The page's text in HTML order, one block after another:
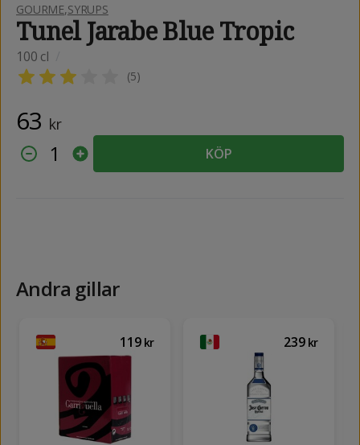
GOURME,SYRUPS
Tunel Jarabe Blue Tropic
100 cl
(5)
63 kr
1 KÖP
Andra gillar
119 kr 239 kr